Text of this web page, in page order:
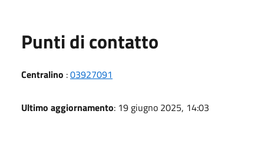
Punti di contatto
Centralino :03927091
Ultimo aggiornamento: 19 giugno 2025, 14:03